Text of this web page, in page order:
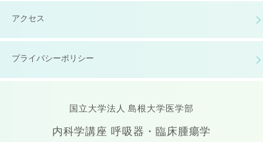
アクセス
プライバシーポリシー
国立大学法人 島根大学医学部
内科学講座 呼吸器・臨床腫瘍学